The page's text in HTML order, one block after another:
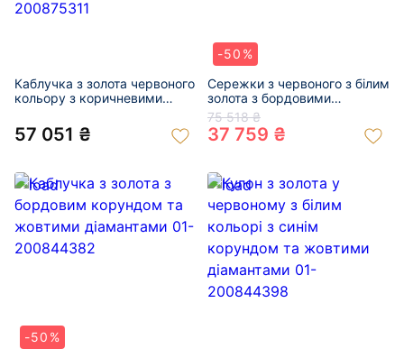
Каблучка з золота червоного
кольору з коричневими
аметистами 01-200875311
57 051 ₴
-50%
Сережки з червоного з білим
золота з бордовими
корундами та жовтими
діамантами 01-200856934
75 518 ₴
37 759 ₴
-50%